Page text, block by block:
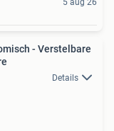
5 aug 26
- Verstelbare
Details